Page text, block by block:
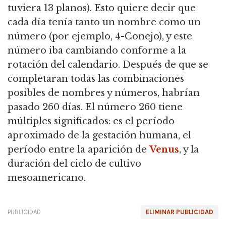
tuviera 13 planos). Esto quiere decir que
cada día tenía tanto un nombre como un
número (por ejemplo, 4-Conejo), y este
número iba cambiando conforme a la
rotación del calendario. Después de que se
completaran todas las combinaciones
posibles de nombres y números, habrían
pasado 260 días. El número 260 tiene
múltiples significados: es el período
aproximado de la gestación humana, el
período entre la aparición deVenus, y la
duración del ciclo de cultivo
mesoamericano.
ELIMINAR PUBLICIDAD
PUBLICIDAD